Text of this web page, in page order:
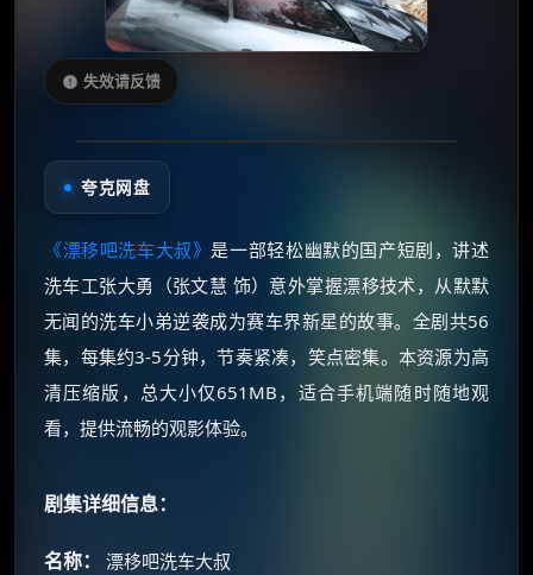
失效请反馈
夸克网盘
《漂移吧洗车大叔》是一部轻松幽默的国产短剧，讲述
洗车工张大勇（张文慧 饰）意外掌握漂移技术，从默默
无闻的洗车小弟逆袭成为赛车界新星的故事。全剧共56
集，每集约3-5分钟，节奏紧凑，笑点密集。本资源为高
清压缩版，总大小仅651MB，适合手机端随时随地观
看，提供流畅的观影体验。
剧集详细信息：
名称： 漂移吧洗车大叔